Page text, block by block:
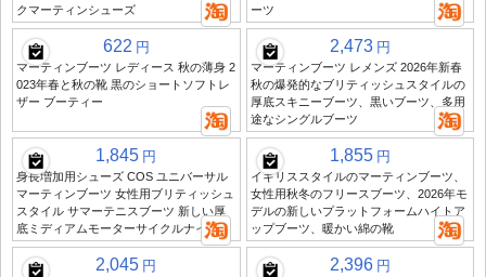
クマーティンシューズ
ーツ
622 円
マーティンブーツ レディース 秋の薄身 2
023年春と秋の靴 黒のショートソフトレ
ザー ブーティー
2,473 円
マーティンブーツ レメンズ 2026年新春
秋の爆発的なブリティッシュスタイルの
厚底スキニーブーツ、黒いブーツ、多用
途なシングルブーツ
1,845 円
身長増加用シューズ COS ユニバーサル
マーティンブーツ 女性用ブリティッシュ
スタイル サマーテニスブーツ 新しい厚
底ミディアムモーターサイクルナイト
1,855 円
イギリススタイルのマーティンブーツ、
女性用秋冬のフリースブーツ、2026年モ
デルの新しいプラットフォームハイトア
ップブーツ、暖かい綿の靴
2,045 円 2,396 円